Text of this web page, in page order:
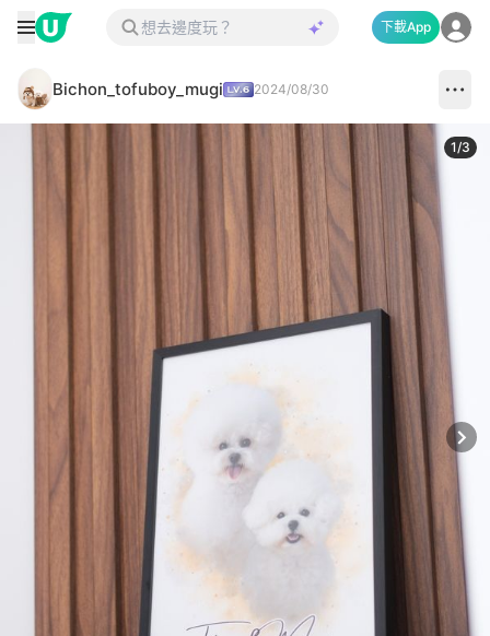
下載App
Bichon_tofuboy_mugi 2024/08/30
1/3